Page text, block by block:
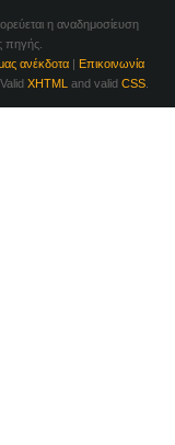
η αναδημοσίευση
πηγής.
ανέκδοτα| Επικοινωνία
XHTML and valid CSS.